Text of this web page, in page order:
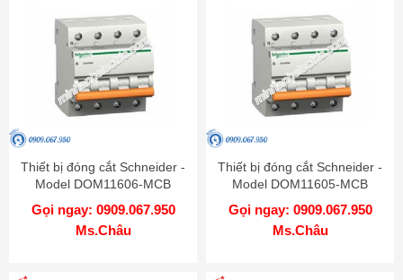
Thiết bị đóng cắt Schneider -
Model DOM11606-MCB
Gọi ngay: 0909.067.950
Ms.Châu
Thiết bị đóng cắt Schneider -
Model DOM11605-MCB
Gọi ngay: 0909.067.950
Ms.Châu